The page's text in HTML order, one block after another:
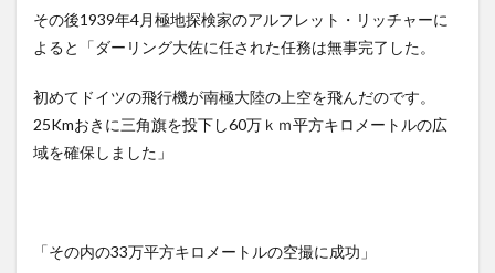
その後1939年4月極地探検家のアルフレット・リッチャーに
よると「ダーリング大佐に任された任務は無事完了した。
初めてドイツの飛行機が南極大陸の上空を飛んだのです。
25Kmおきに三角旗を投下し60万ｋｍ平方キロメートルの広
域を確保しました」
「その内の33万平方キロメートルの空撮に成功」